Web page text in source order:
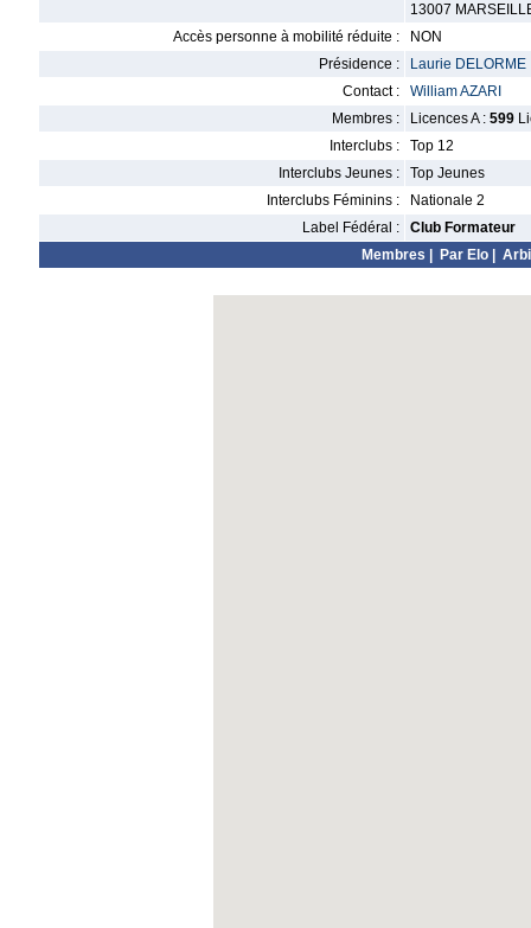
13007
Accès personne à mobilité réduite :
NON
Présidence :
Laurie DELORME
Contact :
William AZARI
Membres :
Licences A : 599
Interclubs :
Top 12
Interclubs Jeunes :
Top Jeunes
Interclubs Féminins :
Nationale 2
Label Fédéral :
Club Formateur
Membres
Par Elo